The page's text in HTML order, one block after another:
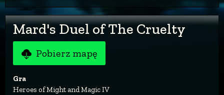
Mard's Duel of The Cruelty
Pobierz mapę
Gra
Heroes of Might and Magic IV